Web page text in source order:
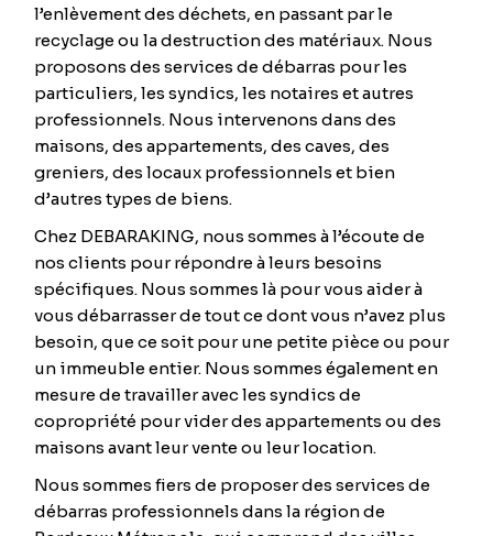
l’enlèvement des déchets, en passant par le
recyclage ou la destruction des matériaux. Nous
proposons des services de débarras pour les
particuliers, les syndics, les notaires et autres
professionnels. Nous intervenons dans des
maisons, des appartements, des caves, des
greniers, des locaux professionnels et bien
d’autres types de biens.
Chez DEBARAKING, nous sommes à l’écoute de
nos clients pour répondre à leurs besoins
spécifiques. Nous sommes là pour vous aider à
vous débarrasser de tout ce dont vous n’avez plus
besoin, que ce soit pour une petite pièce ou pour
un immeuble entier. Nous sommes également en
mesure de travailler avec les syndics de
copropriété pour vider des appartements ou des
maisons avant leur vente ou leur location.
Nous sommes fiers de proposer des services de
débarras professionnels dans la région de